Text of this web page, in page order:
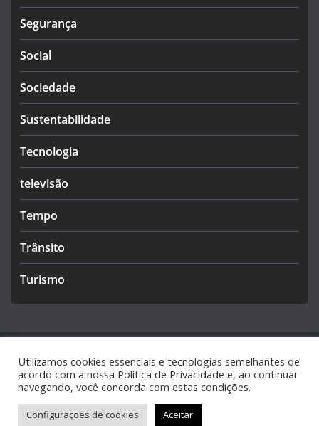
Segurança
Social
Sociedade
Sustentabilidade
Tecnologia
televisão
Tempo
Trânsito
Turismo
Copyright © 2026Caldas Notícias. Todos os direitos
reservados.
Tema:ColorMagpor ThemeGrill. Powered by
Utilizamos cookies essenciais e tecnologias semelhantes de
acordo com a nossa Política de Privacidade e, ao continuar
navegando, você concorda com estas condições.
Configurações de cookies Aceitar